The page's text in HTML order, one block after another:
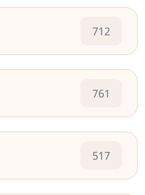
712
761
517